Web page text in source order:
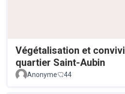
Végétalisation et
quartier Saint-Aubin
Anonyme 44